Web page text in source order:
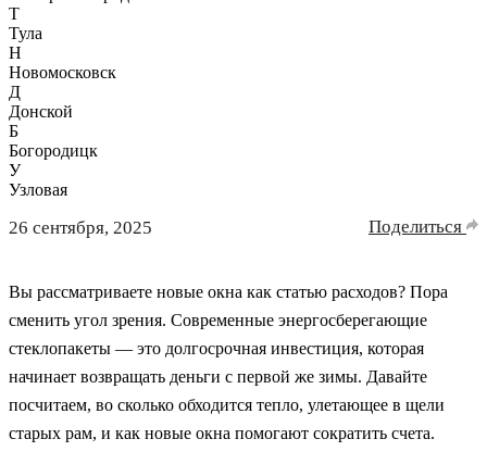
Т
Тула
Н
Новомосковск
Д
Донской
Б
Богородицк
У
Узловая
26 сентября, 2025 Поделиться
Вы рассматриваете новые окна как статью расходов? Пора
сменить угол зрения. Современные энергосберегающие
стеклопакеты — это долгосрочная инвестиция, которая
начинает возвращать деньги с первой же зимы. Давайте
посчитаем, во сколько обходится тепло, улетающее в щели
старых рам, и как новые окна помогают сократить счета.